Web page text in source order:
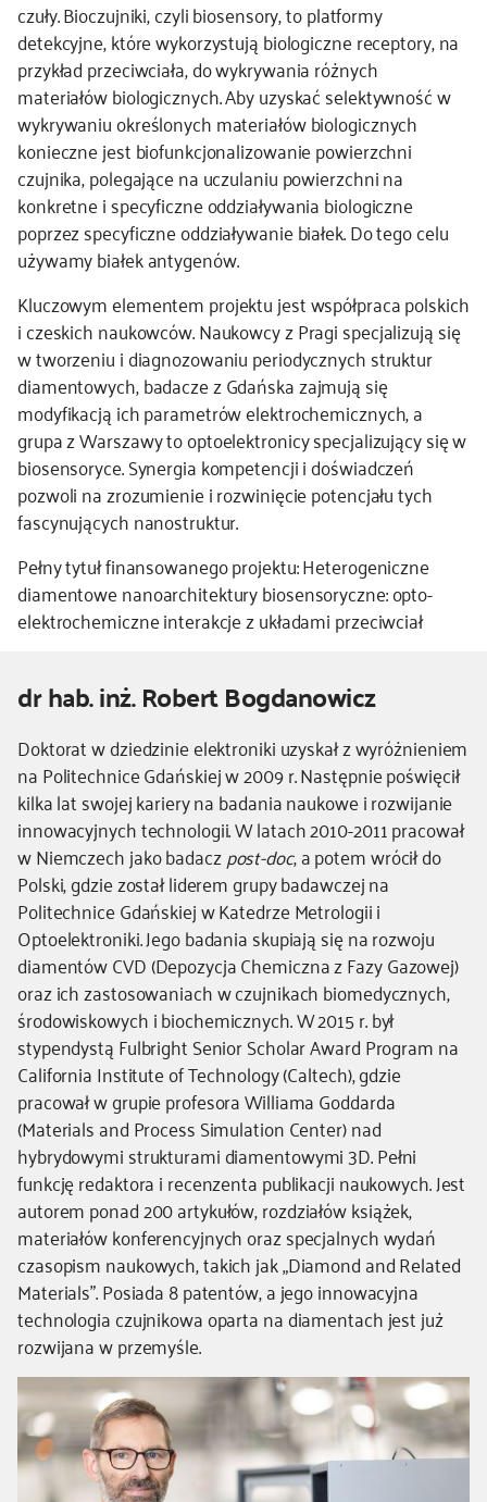
czuły. Bioczujniki, czyli biosensory, to platformy
detekcyjne, które wykorzystują biologiczne receptory, na
przykład przeciwciała, do wykrywania różnych
materiałów biologicznych. Aby uzyskać selektywność w
wykrywaniu określonych materiałów biologicznych
konieczne jest biofunkcjonalizowanie powierzchni
czujnika, polegające na uczulaniu powierzchni na
konkretne i specyficzne oddziaływania biologiczne
poprzez specyficzne oddziaływanie białek. Do tego celu
używamy białek antygenów.
Kluczowym elementem projektu jest współpraca polskich
i czeskich naukowców. Naukowcy z Pragi specjalizują się
w tworzeniu i diagnozowaniu periodycznych struktur
diamentowych, badacze z Gdańska zajmują się
modyfikacją ich parametrów elektrochemicznych, a
grupa z Warszawy to optoelektronicy specjalizujący się w
biosensoryce. Synergia kompetencji i doświadczeń
pozwoli na zrozumienie i rozwinięcie potencjału tych
fascynujących nanostruktur.
Pełny tytuł finansowanego projektu: Heterogeniczne
diamentowe nanoarchitektury biosensoryczne: opto-
elektrochemiczne interakcje z układami przeciwciał
dr hab. inż. Robert Bogdanowicz
Kierownik
-
dodatkowe
informacje
Doktorat w dziedzinie elektroniki uzyskał z wyróżnieniem
na Politechnice Gdańskiej w 2009 r. Następnie poświęcił
kilka lat swojej kariery na badania naukowe i rozwijanie
innowacyjnych technologii. W latach 2010-2011 pracował
w Niemczech jako badaczpost-doc, a potem wrócił do
Polski, gdzie został liderem grupy badawczej na
Politechnice Gdańskiej w Katedrze Metrologii i
Optoelektroniki. Jego badania skupiają się na rozwoju
diamentów CVD (Depozycja Chemiczna z Fazy Gazowej)
oraz ich zastosowaniach w czujnikach biomedycznych,
środowiskowych i biochemicznych. W 2015 r. był
stypendystą Fulbright Senior Scholar Award Program na
California Institute of Technology (Caltech), gdzie
pracował w grupie profesora Williama Goddarda
(Materials and Process Simulation Center) nad
hybrydowymi strukturami diamentowymi 3D. Pełni
funkcję redaktora i recenzenta publikacji naukowych. Jest
autorem ponad 200 artykułów, rozdziałów książek,
materiałów konferencyjnych oraz specjalnych wydań
czasopism naukowych, takich jak „Diamond and Related
Materials”. Posiada 8 patentów, a jego innowacyjna
technologia czujnikowa oparta na diamentach jest już
rozwijana w przemyśle.